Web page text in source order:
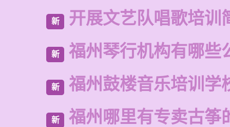
新 开展文艺队唱歌培训
新 福州琴行机构有哪些
新 福州鼓楼音乐培训学
新 福州哪里有专卖古筝